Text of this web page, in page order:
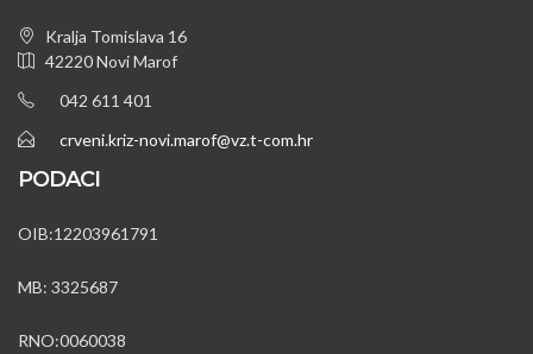
Kralja Tomislava 16
42220 Novi Marof
042 611 401
crveni.kriz-novi.marof@vz.t-com.hr
PODACI
OIB:12203961791
MB: 3325687
RNO:0060038